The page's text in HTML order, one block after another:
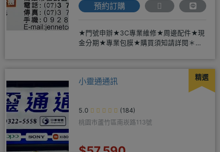
預約訂購
★門號申辦★3C專業維修★周邊配件★現
金分期★專業包膜★購買須知請詳閱＊來
精選
小靈通通訊
5.0
(184)
桃園市蘆竹區南崁路113號